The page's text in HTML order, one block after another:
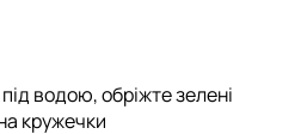
водою, обріжте зелені
кружечки